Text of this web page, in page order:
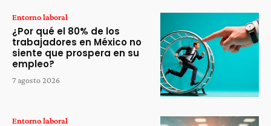
Entorno laboral
¿Por qué el 80% de los
trabajadores en México no
siente que prospera en su
empleo?
7 agosto 2026
Entorno laboral